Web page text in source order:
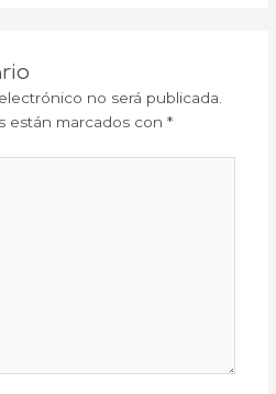
no será publicada.
están marcados con *